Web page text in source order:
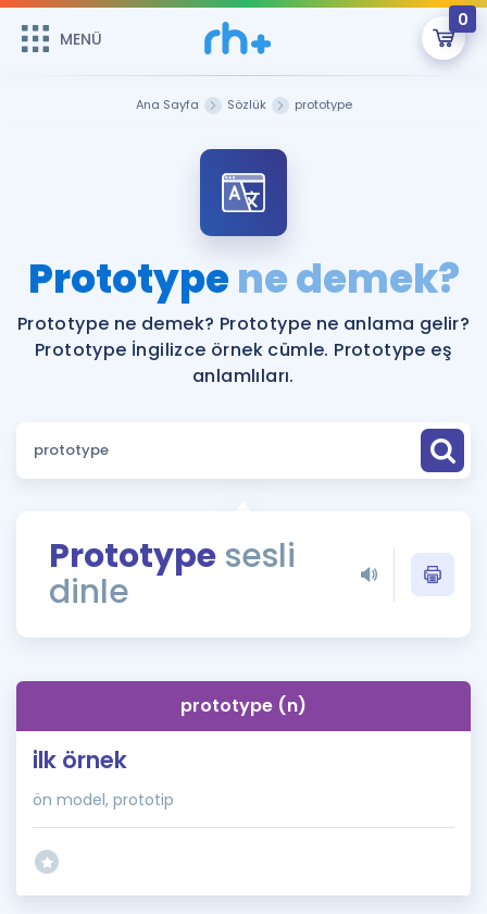
MENÜ
0
Şifremi Hatırlamıyorum
ÜYE DEĞİLİM
Sepetin Şu An Boş.
Remzi Hoca ile seni sınava hazırlayacak onlarca eğitim seni
bekliyor!
MENÜ
Katılımcı Görüşleri
Faydalı Araçlar
Sözlük
Rehberlik Aracı
ÖSYM Sınav Takvimi
İngilizce Gramer
Hakkımızda
Ana Sayfa Sözlük prototype
Prototypene demek?
Prototype ne demek? Prototype ne anlama gelir?
Prototype İngilizce örnek cümle. Prototype eş
anlamlıları.
Prototype sesli
dinle
prototype (n)
ilk örnek
ön model, prototip